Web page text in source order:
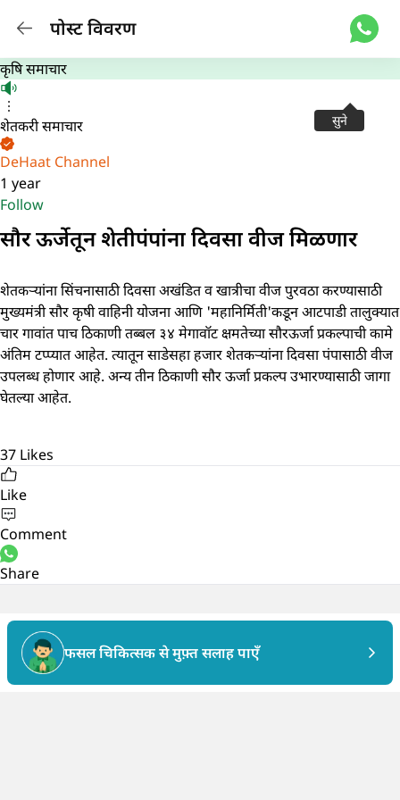
पोस्ट विवरण
सुने
कृषि समाचार
शेतकरी समाचार
DeHaat Channel
1 year
Follow
सौर ऊर्जेतून शेतीपंपांना दिवसा वीज मिळणार
शेतकऱ्यांना सिंचनासाठी दिवसा अखंडित व खात्रीचा वीज पुरवठा करण्यासाठी
मुख्यमंत्री सौर कृषी वाहिनी योजना आणि 'महानिर्मिती'कडून आटपाडी तालुक्यात
चार गावांत पाच ठिकाणी तब्बल ३४ मेगावॉट क्षमतेच्या सौरऊर्जा प्रकल्पाची कामे
अंतिम टप्प्यात आहेत. त्यातून साडेसहा हजार शेतकऱ्यांना दिवसा पंपासाठी वीज
उपलब्ध होणार आहे. अन्य तीन ठिकाणी सौर ऊर्जा प्रकल्प उभारण्यासाठी जागा
घेतल्या आहेत.
37 Likes
Like
Comment
Share
फसल चिकित्सक से मुफ़्त सलाह पाएँ